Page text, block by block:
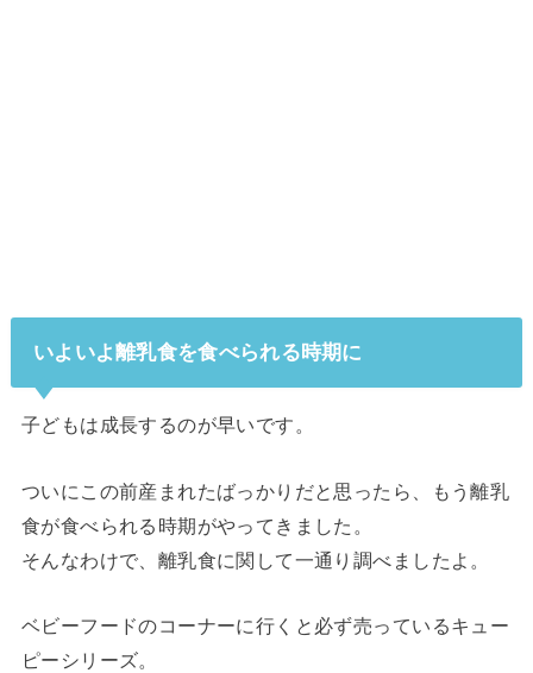
いよいよ離乳食を食べられる時期に
子どもは成長するのが早いです。
ついにこの前産まれたばっかりだと思ったら、もう離乳
食が食べられる時期がやってきました。
そんなわけで、離乳食に関して一通り調べましたよ。
ベビーフードのコーナーに行くと必ず売っているキュー
ピーシリーズ。